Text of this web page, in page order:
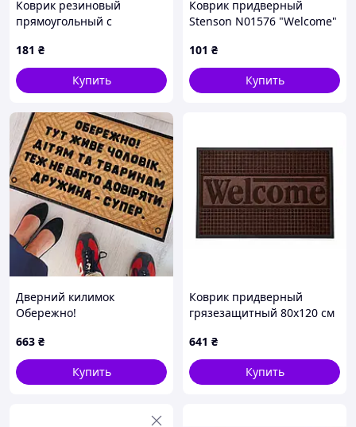
Коврик резиновый
прямоугольный с
460х660мм (124203)
181 ₴
Купить
Коврик придверный
Stenson N01576 "Welcome"
101 ₴
Купить
Дверний килимок
Обережно!
663 ₴
Купить
Коврик придверный
грязезащитный 80х120 см
антискользящий
коричневый для дома,
офиса, магазина
641 ₴
Купить